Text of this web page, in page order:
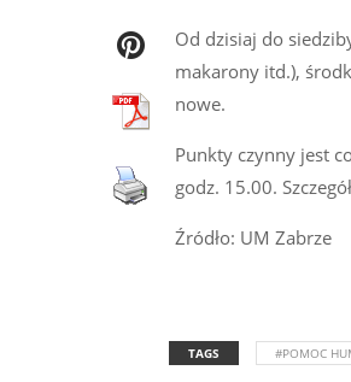
Od dzisiaj do
makarony itd.),
nowe.
Punkty czynny jest
godz. 15.00.
Źródło: UM Zabrze
TAGS #POMOC